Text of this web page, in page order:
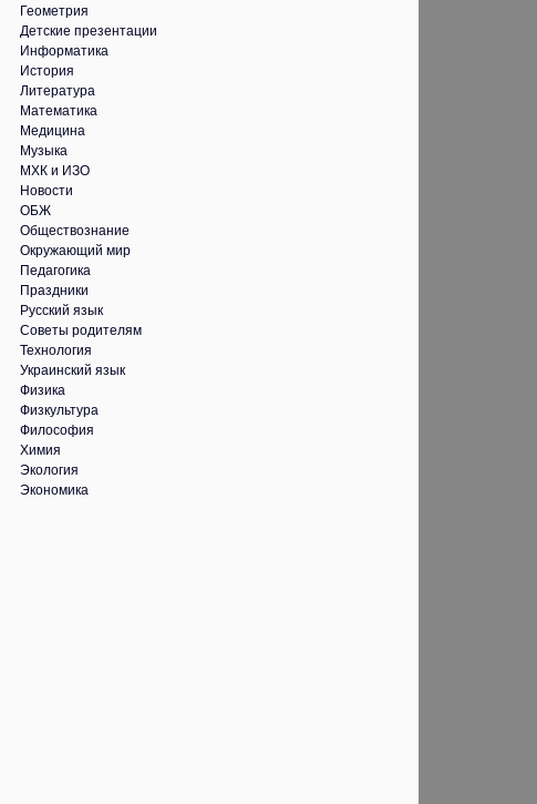
Геометрия
Детские презентации
Информатика
История
Литература
Математика
Медицина
Музыка
МХК и ИЗО
Новости
ОБЖ
Обществознание
Окружающий мир
Педагогика
Праздники
Русский язык
Советы родителям
Технология
Украинский язык
Физика
Физкультура
Философия
Химия
Экология
Экономика